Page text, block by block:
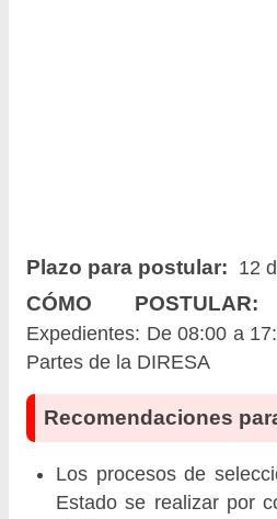
Plazo para postular: 12
CÓMO POSTULAR:
Expedientes: De 08:00 a
Partes de la DIRESA
Recomendaciones
Los procesos de
Estado se realizar por